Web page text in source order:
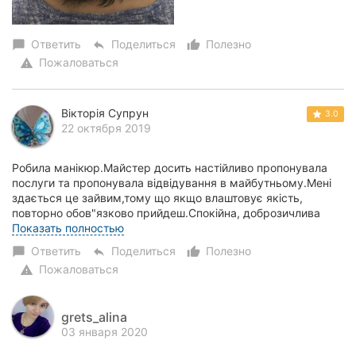
chat_bubble Ответить reply Поделиться thumb_up_alt
Полезно
warning Пожаловаться
Вікторія Супрун
22 октября 2019
3.0
Робила манікюр.Майстер досить настійливо пропонувала
послуги та пропонувала відвідування в майбутньому.Мені
здається це зайвим,тому що якщо влаштовує якість,
повторно обов"язково прийдеш.Спокійна, доброзичлива
атмосфера, але! дуже не сподобалась якіс...
Показать полностью
chat_bubble Ответить reply Поделиться thumb_up_alt
Полезно
warning Пожаловаться
grets_alina
03 января 2020